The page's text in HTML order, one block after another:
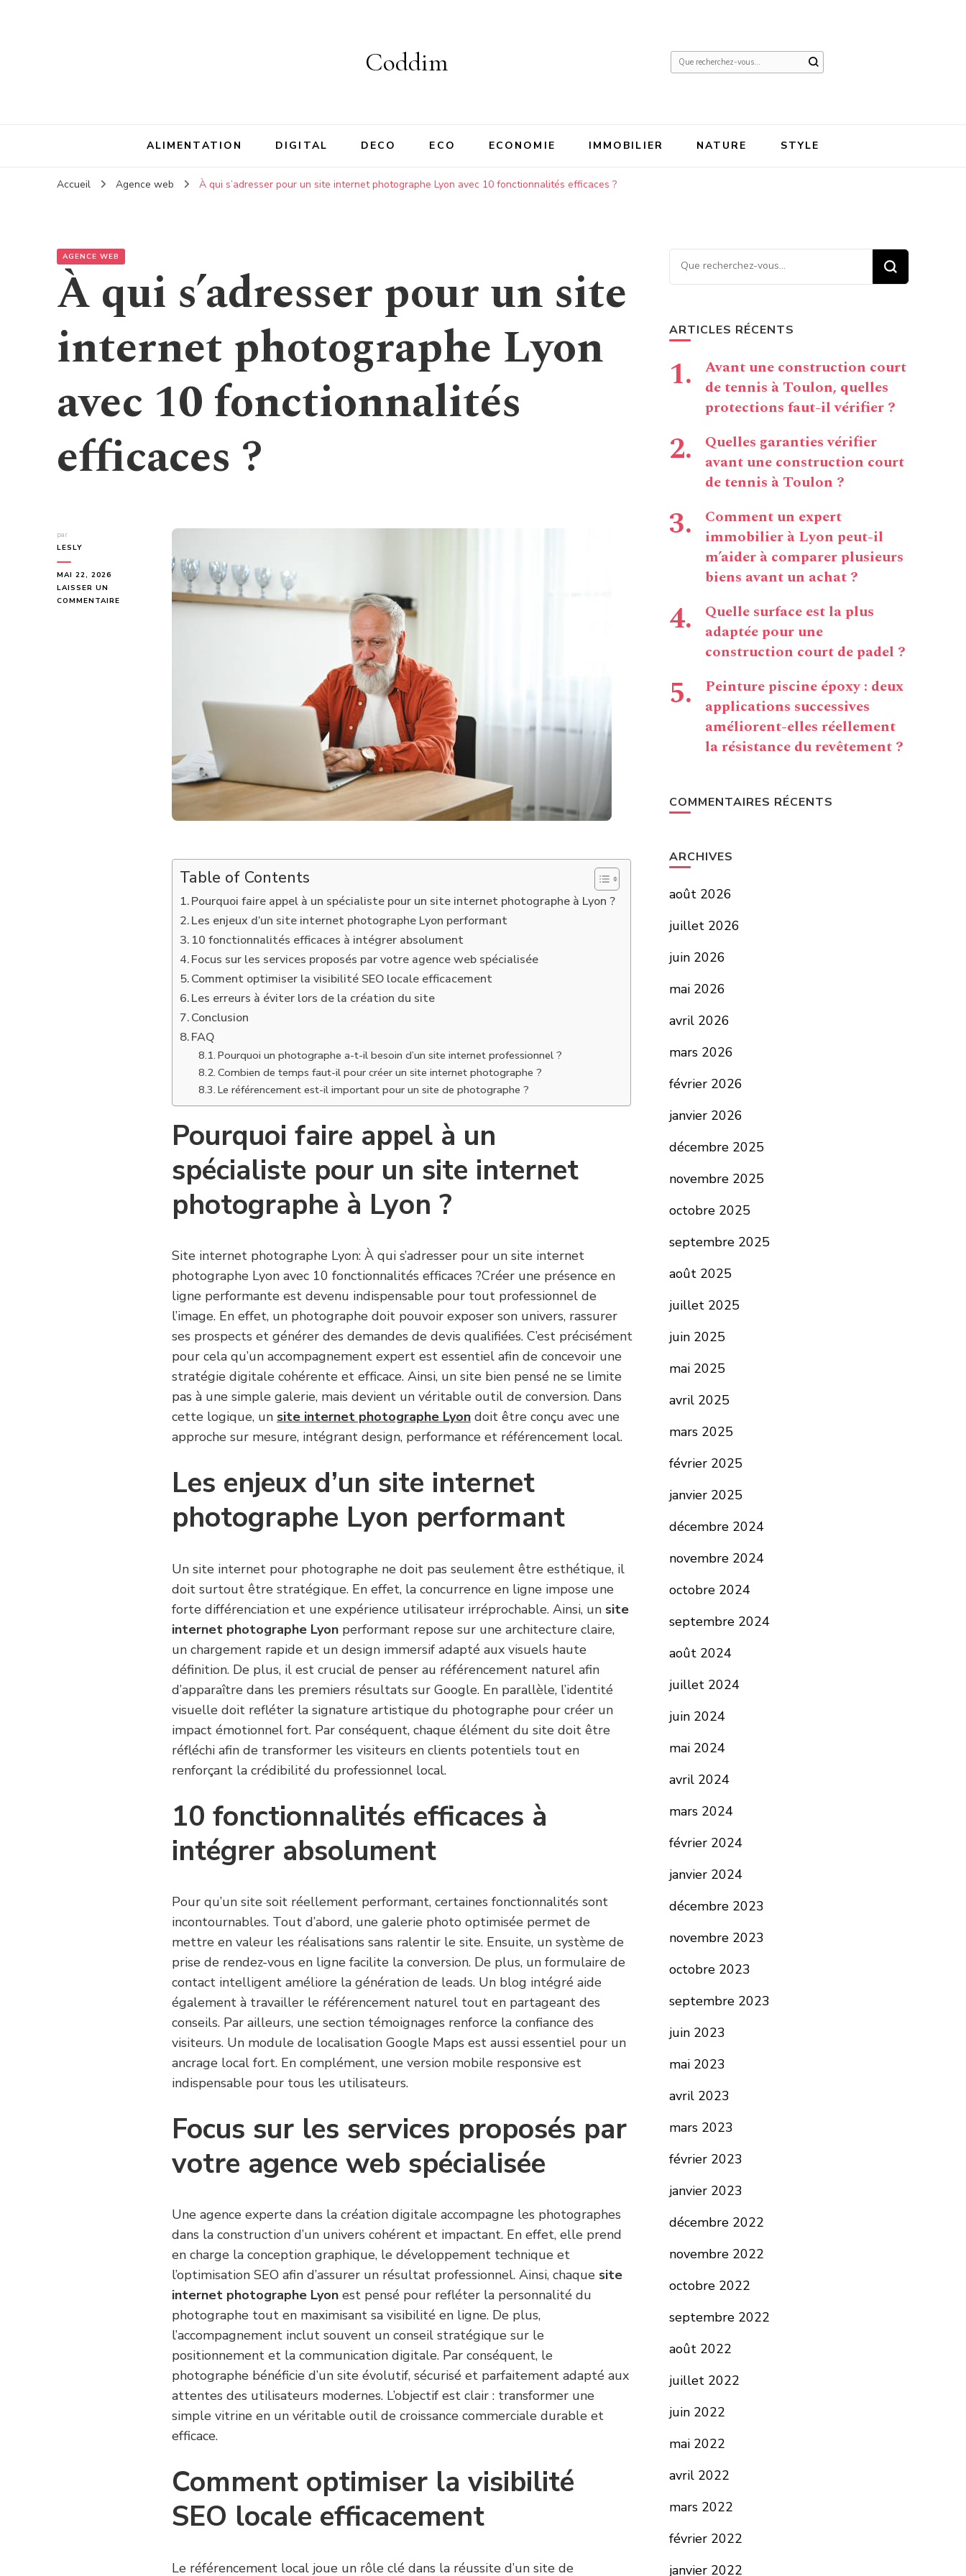
Coddim
Vous
ALIMENTATION DIGITAL DECO ECO ECONOMIE IMMOBILIER NATURE STYLE
Accueil Agence web À qui s’adresser pour un site internet photographe Lyon avec 10 fonctionnalités efficaces ?
AGENCE WEB
À qui s’adresser pour un site
internet photographe Lyon
avec 10 fonctionnalités
efficaces ?
par
LESLY
MAI 22, 2026
LAISSER UN
COMMENTAIRE
FONCTIONNALITÉS
Table of Contents
Pourquoi faire appel à un spécialiste pour un site internet photographe à Lyon ?
Les enjeux d’un site internet photographe Lyon performant
10 fonctionnalités efficaces à intégrer absolument
Focus sur les services proposés par votre agence web spécialisée
Comment optimiser la visibilité SEO locale efficacement
Les erreurs à éviter lors de la création du site
Conclusion
FAQ
Pourquoi un photographe a-t-il besoin d’un site internet professionnel ?
Combien de temps faut-il pour créer un site internet photographe ?
Le référencement est-il important pour un site de photographe ?
Pourquoi faire appel à un
spécialiste pour un site internet
photographe à Lyon ?
Site internet photographe Lyon: À qui s’adresser pour un site internet
photographe Lyon avec 10 fonctionnalités efficaces ?Créer une présence en
ligne performante est devenu indispensable pour tout professionnel de
l’image. En effet, un photographe doit pouvoir exposer son univers, rassurer
ses prospects et générer des demandes de devis qualifiées. C’est précisément
pour cela qu’un accompagnement expert est essentiel afin de concevoir une
stratégie digitale cohérente et efficace. Ainsi, un site bien pensé ne se limite
pas à une simple galerie, mais devient un véritable outil de conversion. Dans
cette logique, un site internet photographe Lyon doit être conçu avec une
approche sur mesure, intégrant design, performance et référencement local.
Les enjeux d’un site internet
photographe Lyon performant
Un site internet pour photographe ne doit pas seulement être esthétique, il
doit surtout être stratégique. En effet, la concurrence en ligne impose une
forte différenciation et une expérience utilisateur irréprochable. Ainsi, un site
internet photographe Lyon performant repose sur une architecture claire,
un chargement rapide et un design immersif adapté aux visuels haute
définition. De plus, il est crucial de penser au référencement naturel afin
d’apparaître dans les premiers résultats sur Google. En parallèle, l’identité
visuelle doit refléter la signature artistique du photographe pour créer un
impact émotionnel fort. Par conséquent, chaque élément du site doit être
réfléchi afin de transformer les visiteurs en clients potentiels tout en
renforçant la crédibilité du professionnel local.
10 fonctionnalités efficaces à
intégrer absolument
Pour qu’un site soit réellement performant, certaines fonctionnalités sont
incontournables. Tout d’abord, une galerie photo optimisée permet de
mettre en valeur les réalisations sans ralentir le site. Ensuite, un système de
prise de rendez-vous en ligne facilite la conversion. De plus, un formulaire de
contact intelligent améliore la génération de leads. Un blog intégré aide
également à travailler le référencement naturel tout en partageant des
conseils. Par ailleurs, une section témoignages renforce la confiance des
visiteurs. Un module de localisation Google Maps est aussi essentiel pour un
ancrage local fort. En complément, une version mobile responsive est
indispensable pour tous les utilisateurs.
Focus sur les services proposés par
votre agence web spécialisée
Une agence experte dans la création digitale accompagne les photographes
dans la construction d’un univers cohérent et impactant. En effet, elle prend
en charge la conception graphique, le développement technique et
l’optimisation SEO afin d’assurer un résultat professionnel. Ainsi, chaque site
internet photographe Lyon est pensé pour refléter la personnalité du
photographe tout en maximisant sa visibilité en ligne. De plus,
l’accompagnement inclut souvent un conseil stratégique sur le
positionnement et la communication digitale. Par conséquent, le
photographe bénéficie d’un site évolutif, sécurisé et parfaitement adapté aux
attentes des utilisateurs modernes. L’objectif est clair : transformer une
simple vitrine en un véritable outil de croissance commerciale durable et
efficace.
Comment optimiser la visibilité
SEO locale efficacement
Le référencement local joue un rôle clé dans la réussite d’un site de
Vous recherchiez quelque
chose ?
ARTICLES RÉCENTS
Avant une construction court
de tennis à Toulon, quelles
protections faut-il vérifier ?
Quelles garanties vérifier
avant une construction court
de tennis à Toulon ?
Comment un expert
immobilier à Lyon peut-il
m’aider à comparer plusieurs
biens avant un achat ?
Quelle surface est la plus
adaptée pour une
construction court de padel ?
Peinture piscine époxy : deux
applications successives
améliorent-elles réellement
la résistance du revêtement ?
COMMENTAIRES RÉCENTS
ARCHIVES
août 2026
juillet 2026
juin 2026
mai 2026
avril 2026
mars 2026
février 2026
janvier 2026
décembre 2025
novembre 2025
octobre 2025
septembre 2025
août 2025
juillet 2025
juin 2025
mai 2025
avril 2025
mars 2025
février 2025
janvier 2025
décembre 2024
novembre 2024
octobre 2024
septembre 2024
août 2024
juillet 2024
juin 2024
mai 2024
avril 2024
mars 2024
février 2024
janvier 2024
décembre 2023
novembre 2023
octobre 2023
septembre 2023
juin 2023
mai 2023
avril 2023
mars 2023
février 2023
janvier 2023
décembre 2022
novembre 2022
octobre 2022
septembre 2022
août 2022
juillet 2022
juin 2022
mai 2022
avril 2022
mars 2022
février 2022
janvier 2022